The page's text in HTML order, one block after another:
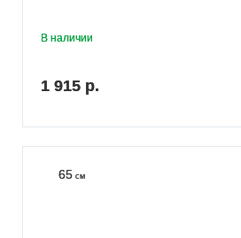
В наличии
1 915 р.
65 см